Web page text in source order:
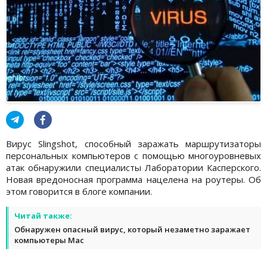
Вирус Slingshot, способный заражать маршрутизаторы
персональных компьютеров с помощью многоуровневых
атак обнаружили специалисты Лаборатории Касперского.
Новая вредоносная программа нацелена на роутеры. Об
этом говорится в блоге компании.
Читай также:
Обнаружен опасный вирус, который незаметно заражает
компьютеры Mac